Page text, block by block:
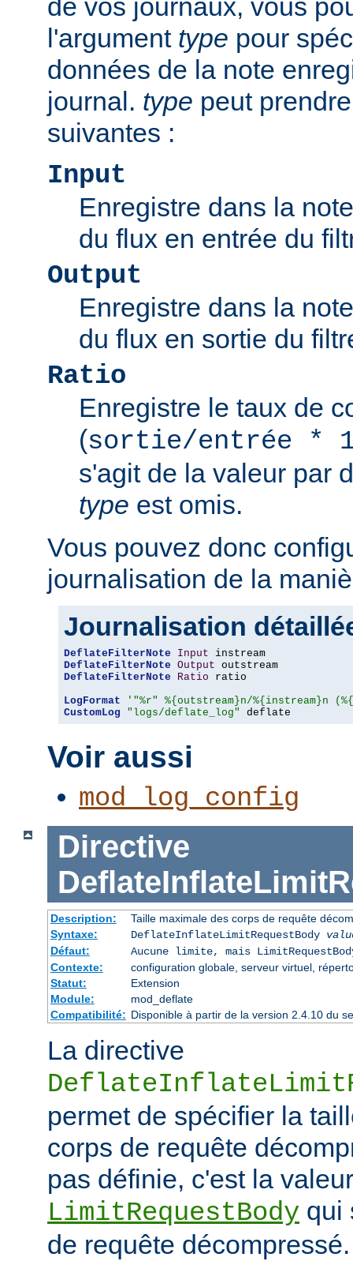
l'argument type pour
données de la note
journal. type peut
suivantes :
Input
Enregistre dans la
du flux en entrée du
Output
Enregistre dans la
du flux en sortie du
Ratio
Enregistre le taux de
(sortie/entrée *
s'agit de la valeur par
type est omis.
Vous pouvez donc
journalisation de la
Journalisation
DeflateFilterNote Input
DeflateFilterNote Output
DeflateFilterNote
Ratio ratio
LogFormat
'"%r" %{outstream}n/%{instream}n
CustomLog
"logs/deflate_log" deflate
Voir aussi
mod_log_config
Directive
Description:
Taille maximale des corps de requête
Syntaxe:
DeflateInflateLimitRequestBody
Défaut:
Aucune limite, mais
Contexte:
configuration globale, serveur virtuel,
Statut:
Extension
Module:
mod_deflate
Compatibilité: Disponible à partir de la version 2.4.10 du
La directive
permet de spécifier la
corps de requête
pas définie, c'est la
LimitRequestBody qui
de requête décompressé.